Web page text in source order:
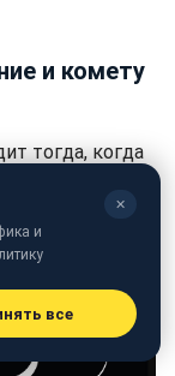
и комету
тогда, когда
внешняя
короной.
✕
и
все